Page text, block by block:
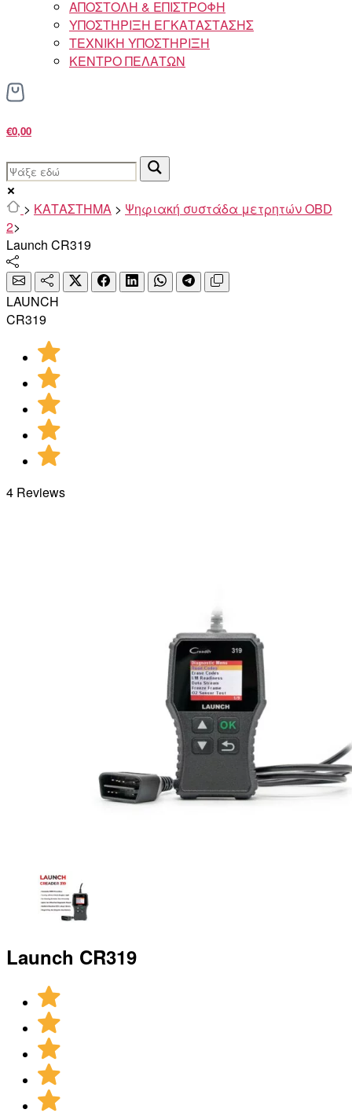
ΑΠΟΣΤΟΛΗ & ΕΠΙΣΤΡΟΦΗ
ΥΠΟΣΤΗΡΙΞΗ ΕΓΚΑΤΑΣΤΑΣΗΣ
ΤΕΧΝΙΚΗ ΥΠΟΣΤΗΡΙΞΗ
ΚΕΝΤΡΟ ΠΕΛΑΤΩΝ
€0,00
> ΚΑΤΑΣΤΗΜΑ > Ψηφιακή συστάδα μετρητών OBD
2>
Launch CR319
LAUNCH
CR319
4 Reviews
Launch CR319